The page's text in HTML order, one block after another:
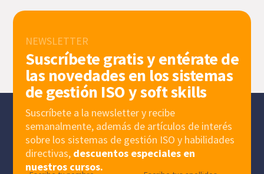
NEWSLETTER
Suscríbete gratis y entérate de
las novedades en los sistemas
de gestión ISO y soft skills
Suscríbete a la newsletter y recibe
semanalmente, además de artículos de interés
sobre los sistemas de gestión ISO y habilidades
directivas, descuentos especiales en
nuestros cursos.